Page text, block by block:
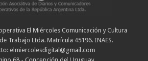
El Miércoles Comunicación y Cultura
Trabajo Ltda. Matrícula 45196. INAES.
elmiercolesdigital@gmail.com